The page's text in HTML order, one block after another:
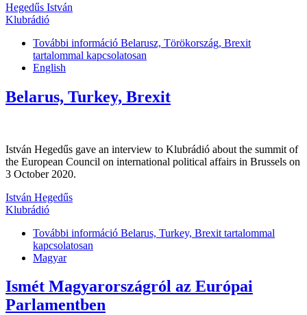
Hegedűs István
Klubrádió
További információ Belarusz, Törökország, Brexit
tartalommal kapcsolatosan
English
Belarus, Turkey, Brexit
István Hegedűs gave an interview to Klubrádió about the summit of
the European Council on international political affairs in Brussels on
3 October 2020.
István Hegedűs
Klubrádió
További információ Belarus, Turkey, Brexit tartalommal
kapcsolatosan
Magyar
Ismét Magyarországról az Európai
Parlamentben